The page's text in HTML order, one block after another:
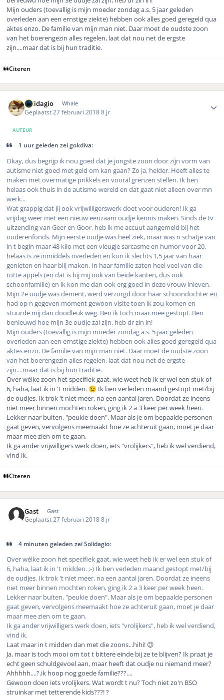
Mijn ouders (toevallig is mijn moeder zondag a.s. 5 jaar geleden
overleden aan een ernstige ziekte) hebben ook alles goed geregeld qua
aktes enzo. De familie van mijn man niet. Daar moet de oudste zoon
van het boerengezin alles regelen, laat dat nou net de ergste
zijn....maar dat is bij hun traditie.
Citeren
Solidagio Whale
Geplaatst 27 februari 20188 jr
AUTEUR
1 uur geleden zei gokdiva:
Okay, dus begrijp ik nou goed dat je jongste zoon door zijn vorm van
autisme niet goed met geld om kan gaan? Zo ja, helder. Heeft alles te
maken met overmatige prikkels en vooral grenzen stellen. Ik ben
helaas ook thuis in de autisme-wereld en dat gaat niet alleen over mn
werk...
Wat grappig dat jij ook vrijwilligerswerk doet voor ouderen! Ik ga
vrijdag weer met een nieuw eenzaam oudje kennis maken. Sinds de tv
uitzending van Geer en Goor, heb ik me accuut aangemeld bij het
ouderenfonds. Mijn eerste oudje was heel ziek, maar was n schatje van
in t begin maar 48 kilo met een vleugje sarcasme en humor voor 20,
helaas is ze inmiddels overleden en kon ik slechts 1,5 jaar van haar
genieten en haar blij maken. In haar familie zaten heel veel van die
rotte appels (en dat is bij mij ook van beide kanten, dus ook
schoonfamilie) en ik kon me dan ook erg goed in deze vrouw inleven.
Mijn 2e oudje was dement, werd verzorgd door haar schoondochter en
had op n gegeven moment gewoon visite toen ik zou komen en
stuurde mij dan doodleuk weg. Ben ik toch maar mee gestopt. Ben
benieuwd hoe mijn 3e oudje zal zijn, heb dr zin in!
Mijn ouders (toevallig is mijn moeder zondag a.s. 5 jaar geleden
overleden aan een ernstige ziekte) hebben ook alles goed geregeld qua
aktes enzo. De familie van mijn man niet. Daar moet de oudste zoon
van het boerengezin alles regelen, laat dat nou net de ergste
zijn....maar dat is bij hun traditie.
Over wélke zoon het specifiek gaat, wie weet heb ik er wel een stuk of
6, haha, laat ik in 't midden. 😉 Ik ben verleden maand gestopt met/bij
de oudjes. Ik trok 't niet meer, na een aantal jaren. Doordat ze ineens
niet meer binnen mochten roken, ging ik 2 a 3 keer per week heen.
Lekker naar buiten, "peukie doen". Maar als je om bepaalde personen
gaat geven, vervolgens meemaakt hoe ze achteruit gaan, moet je daar
maar mee zien om te gaan.
Ik ga ander vrijwilligers werk doen, iets "vrolijkers", heb ik wel verdiend,
vind ik.
Citeren
Gast Gast
Geplaatst 27 februari 20188 jr
4 minuten geleden zei Solidagio:
Over wélke zoon het specifiek gaat, wie weet heb ik er wel een stuk of
6, haha, laat ik in 't midden. ;-) Ik ben verleden maand gestopt met/bij
de oudjes. Ik trok 't niet meer, na een aantal jaren. Doordat ze ineens
niet meer binnen mochten roken, ging ik 2 a 3 keer per week heen.
Lekker naar buiten, "peukie doen". Maar als je om bepaalde personen
gaat geven, vervolgens meemaakt hoe ze achteruit gaan, moet je daar
maar mee zien om te gaan.
Ik ga ander vrijwilligers werk doen, iets "vrolijkers", heb ik wel verdiend,
vind ik.
Laat maar in t midden dan met die zoons...hihi! 😉
Ja, maar is toch mooi om tot t bittere einde bij ze te blijven? Ik praat je
echt geen schuldgevoel aan, maar heeft dat oudje nu niemand meer?
Ahhhhh....?.ik hoop nog goede familie???....
Gewoon doen iets vrolijkers. Wat wordt t nu? Toch niet zo'n BSO
struinkar met tetterende kids???! ?